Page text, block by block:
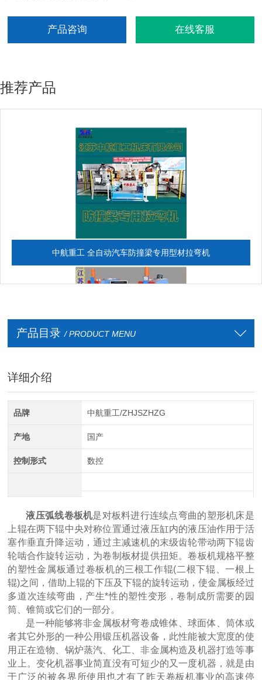
产品咨询 在线客服
推荐产品
中航重工 全自动汽车防撞梁专用型材拉弯机
全自动CAD导图滚弯机
中航重工 大型拉弯机
江苏中航重工厂家定制四轴数控型材弯曲机
产品目录 / PRODUCT MENU
详细介绍
品牌 中航重工/ZHJSZHZG
产地 国产
控制形式 数控
液压弧线卷板机是对板料进行连续点弯曲的塑形机床是
上辊在两下辊中央对称位置通过液压缸内的液压油作用于活
塞作垂直升降运动，通过主减速机的末级齿轮带动两下辊齿
轮啮合作旋转运动，为卷制板材提供扭矩。卷板机规格平整
的塑性金属板通过卷板机的三根工作辊(二根下辊、一根上
辊)之间，借助上辊的下压及下辊的旋转运动，使金属板经过
多道次连续弯曲，产生*性的塑性变形，卷制成所需要的园
筒、锥筒或它们的一部分。
是一种能够将非金属板材弯卷成锥体、球面体、筒体或
者其它外形的一种公用锻压机器设备，此性能被大宽度的使
用正在造物、锅炉蒸汽、化工、非金属构造及机器打造等事
业上。变化机器事业简直没有可短少的又一度机器，就是由
于广泛的被各界所使用也才有了昨天卷板机事业的高速停